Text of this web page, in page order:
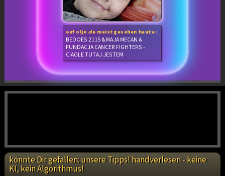
auf oljo.de meistgesehen heute:
BEDOES 2115 & MAJA MECAN &
FUNDACJA CANCER FIGHTERS -
CIAGLE TUTAJ JESTEM
könnte Dir gefallen: unsere Tipps! handverlesen - keine
KI, kein Algorithmus!